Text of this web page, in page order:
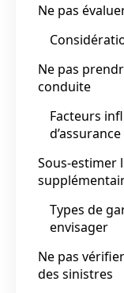
Ne pas
Ne pas
conduite
Facteurs
d’assurance
Sous-estimer
Types de
envisager
Ne pas
des sinistres